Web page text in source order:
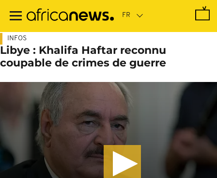
contenu
INFOS
Libye : Khalifa Haftar reconnu
coupable de crimes de guerre